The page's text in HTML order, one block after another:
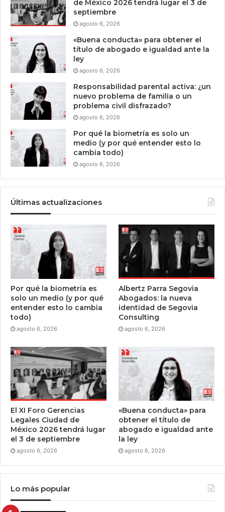
de México 2026 tendrá lugar el 3 de
septiembre
agosto 6, 2026
«Buena conducta» para obtener el
título de abogado e igualdad ante la
ley
agosto 6, 2026
Responsabilidad parental activa: ¿un
nuevo problema de familia o un
problema civil disfrazado?
agosto 6, 2026
Por qué la biometría es solo un
medio (y por qué entender esto lo
cambia todo)
agosto 6, 2026
Últimas actualizaciones
Por qué la biometría es
solo un medio (y por qué
entender esto lo cambia
todo)
agosto 6, 2026
Albertz Parra Segovia
Abogados: la nueva
identidad de Segovia
Consulting
agosto 6, 2026
El XI Foro Gerencias
Legales Ciudad de
México 2026 tendrá lugar
el 3 de septiembre
agosto 6, 2026
«Buena conducta» para
obtener el título de
abogado e igualdad ante
la ley
agosto 6, 2026
Lo más popular